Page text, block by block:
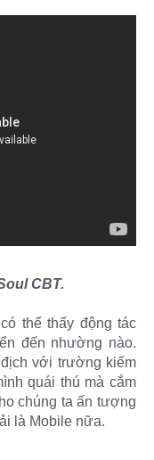
CBT.
thể thấy động tác
đến nhường nào.
với trường kiếm
quái thú mà cắm
chúng ta ấn tượng
là Mobile nữa.